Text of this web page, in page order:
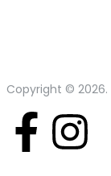
Copyright © 2026.